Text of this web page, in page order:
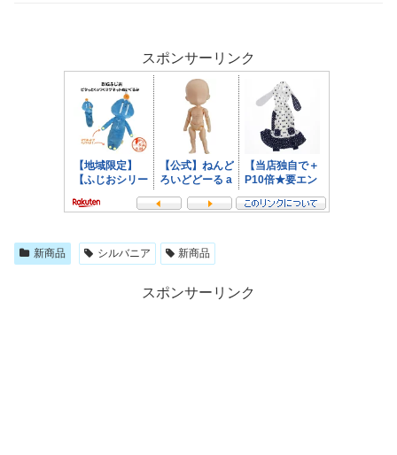
スポンサーリンク
新商品 シルバニア 新商品
スポンサーリンク